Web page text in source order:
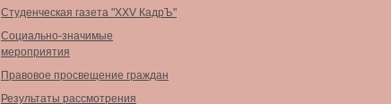
Студенческая газета "XXV КадрЪ"
Социально-значимые
мероприятия
Правовое просвещение граждан
Результаты рассмотрения